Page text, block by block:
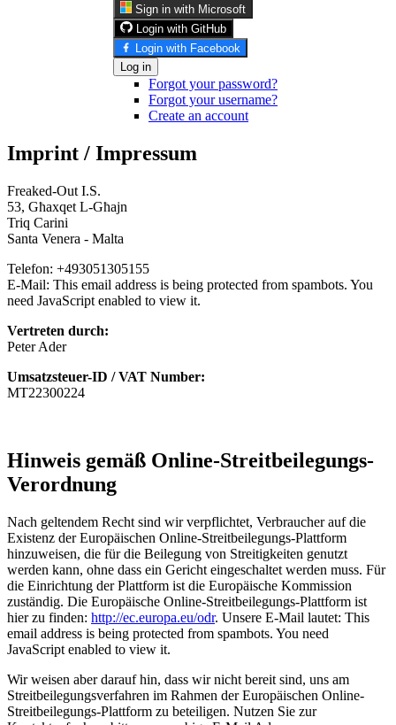
Sign in with Microsoft
Login with GitHub
Login with Facebook
Log in
Forgot your password?
Forgot your username?
Create an account
Imprint / Impressum
Freaked-Out I.S.
53, Għaxqet L-Għajn
Triq Carini
Santa Venera - Malta
Telefon: +493051305155
E-Mail: This email address is being protected from spambots. You
need JavaScript enabled to view it.
Vertreten durch:
Peter Ader
Umsatzsteuer-ID / VAT Number:
MT22300224
Hinweis gemäß Online-Streitbeilegungs-
Verordnung
Nach geltendem Recht sind wir verpflichtet, Verbraucher auf die
Existenz der Europäischen Online-Streitbeilegungs-Plattform
hinzuweisen, die für die Beilegung von Streitigkeiten genutzt
werden kann, ohne dass ein Gericht eingeschaltet werden muss. Für
die Einrichtung der Plattform ist die Europäische Kommission
zuständig. Die Europäische Online-Streitbeilegungs-Plattform ist
hier zu finden: http://ec.europa.eu/odr. Unsere E-Mail lautet: This
email address is being protected from spambots. You need
JavaScript enabled to view it.
Wir weisen aber darauf hin, dass wir nicht bereit sind, uns am
Streitbeilegungsverfahren im Rahmen der Europäischen Online-
Streitbeilegungs-Plattform zu beteiligen. Nutzen Sie zur